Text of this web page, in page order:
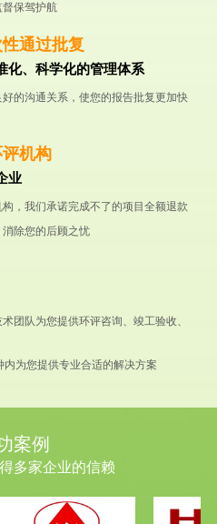
保驾护航
通过批复
化、科学化的管理体系
的沟通关系，使您的报告批复更加快
机构
业
，我们承诺完成不了的项目全额退款
除您的后顾之忧
团队为您提供环评咨询、竣工验收、
为您提供专业合适的解决方案
案例
多家企业的信赖